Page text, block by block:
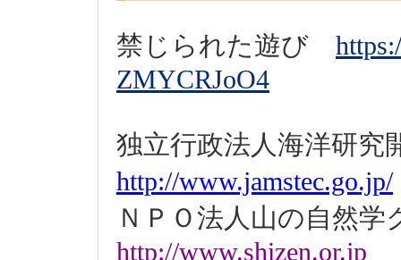
禁じられた遊び
ZMYCRJoO4
独立行政法人海洋研
http://www.jamstec.go.jp/
ＮＰＯ法人山の自然
http://www.shizen.or.jp